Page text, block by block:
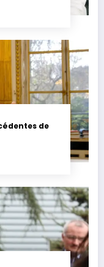
de